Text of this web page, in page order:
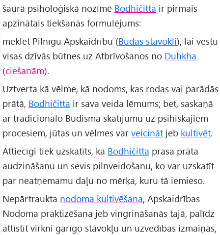
šaurā psiholoģiskā nozīmē Bodhičitta ir pirmais
apzinātais tiekšanās formulējums:
meklēt Pilnīgu Apskaidrību (Budas stāvokli), lai vestu
visas dzīvās būtnes uz Atbrīvošanos no Duḥkha
(ciešanām).
Uztverta kā vēlme, kā nodoms, kas rodas vai parādās
prātā, Bodhičitta ir sava veida lēmums; bet, saskaņā
ar tradicionālo Budisma skatījumu uz psihiskajiem
procesiem, jūtas un vēlmes var veicināt jeb kultivēt.
Attiecīgi tiek uzskatīts, ka Bodhičitta prasa prāta
audzināšanu un sevis pilnveidošanu, ko var uzskatīt
par neatņemamu daļu no mērķa, kuru tā iemieso.
Nepārtraukta nodoma kultivēšana, Apskaidrības
Nodoma praktizēšana jeb vingrināšanās tajā, palīdz
attīstīt virkni garīgo stāvokļu un uzvedības izmaiņas,